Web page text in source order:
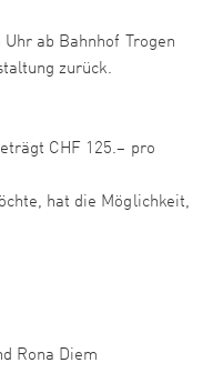
ab Bahnhof Trogen
zurück.
CHF 125.– pro
hat die Möglichkeit,
Rona Diem